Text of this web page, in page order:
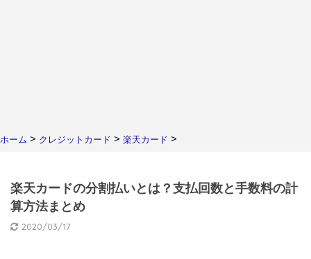
ホーム > クレジットカード > 楽天カード >
楽天カードの分割払いとは？支払回数と手数料の計
算方法まとめ
2020/03/17